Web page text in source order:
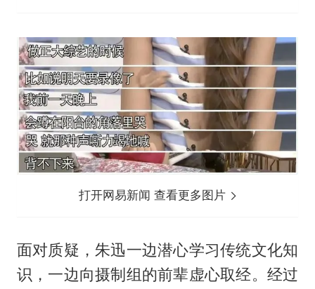
打开网易新闻 查看更多图片
面对质疑，朱迅一边潜心学习传统文化知
识，一边向摄制组的前辈虚心取经。经过